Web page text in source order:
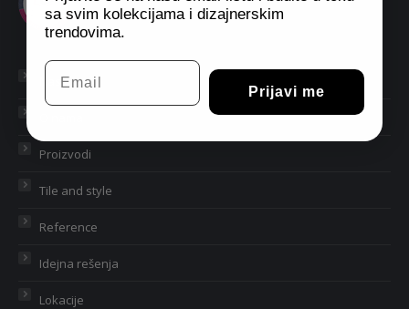
Naslovna
Proizvodi
Tile and style
Reference
Idejna rešenja
Lokacije
sa svim kolekcijama i dizajnerskim
trendovima.
Email
Prijavi me